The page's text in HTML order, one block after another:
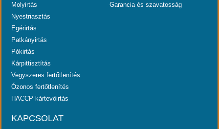
Molyirtás
Nyestriasztás
Egérirtás
Patkányirtás
Pókirtás
Kárpittisztítás
Vegyszeres fertőtlenítés
Ózonos fertőtlenítés
HACCP kártevőirtás
Garancia és szavatosság
KAPCSOLAT